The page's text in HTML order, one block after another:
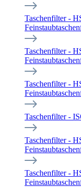
Taschenfilter -
Taschenfilter -
Taschenfilter -
Taschenfilter -
Taschenfilter -
Taschenfilter -